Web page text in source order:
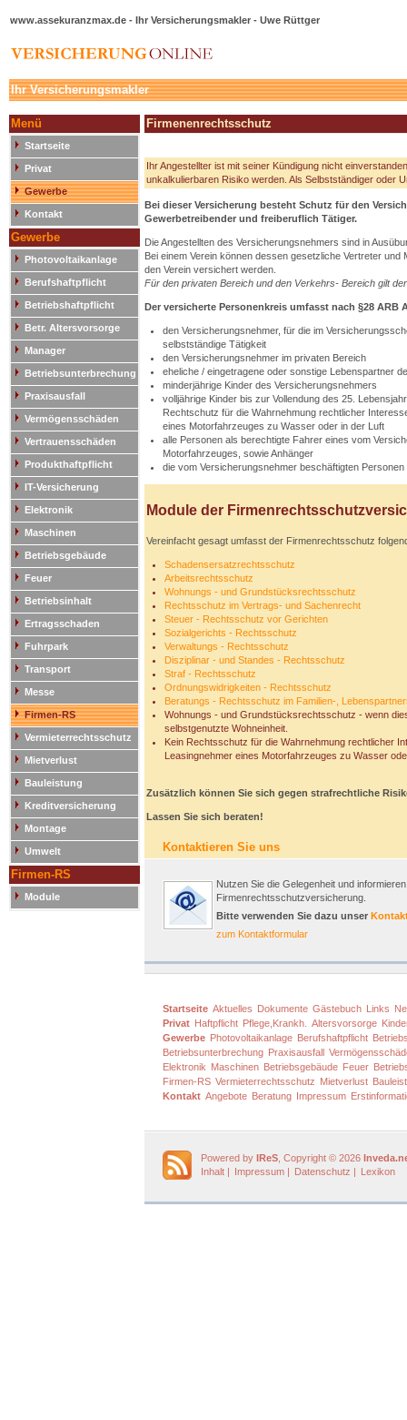
www.assekuranzmax.de - Ihr Versicherungsmakler - Uwe Rüttger
Ihr Versicherungsmakler
Menü
Startseite
Privat
Gewerbe
Kontakt
Gewerbe
Photovoltaikanlage
Berufshaftpflicht
Betriebshaftpflicht
Betr. Altersvorsorge
Manager
Betriebsunterbrechung
Praxisausfall
Vermögensschäden
Vertrauensschäden
Produkthaftpflicht
IT-Versicherung
Elektronik
Maschinen
Betriebsgebäude
Feuer
Betriebsinhalt
Ertragsschaden
Fuhrpark
Transport
Messe
Firmen-RS
Vermieterrechtsschutz
Mietverlust
Bauleistung
Kreditversicherung
Montage
Umwelt
Firmen-RS
Module
Firmenenrechtsschutz
Ihr Angestellter ist mit seiner Kündigung nicht
unkalkulierbaren Risiko werden. Als Selbstständiger oder
Bei dieser Versicherung besteht Schutz für den
Gewerbetreibender und freiberuflich Tätiger.
Die Angestellten des Versicherungsnehmers sind in
Bei einem Verein können dessen gesetzliche Vertreter
den Verein versichert werden.
Für den privaten Bereich und den Verkehrs- Bereich gilt
Der versicherte Personenkreis umfasst nach §28 ARB
den Versicherungsnehmer, für die im
selbstständige Tätigkeit
den Versicherungsnehmer im privaten Bereich
eheliche / eingetragene oder sonstige Lebenspartner
minderjährige Kinder des Versicherungsnehmers
volljährige Kinder bis zur Vollendung des 25.
Rechtschutz für die Wahrnehmung rechtlicher
eines Motorfahrzeuges zu Wasser oder in der Luft
alle Personen als berechtigte Fahrer eines vom
Motorfahrzeuges, sowie Anhänger
die vom Versicherungsnehmer beschäftigten
Module der
Vereinfacht gesagt umfasst der Firmenrechtsschutz
Schadensersatzrechtsschutz
Arbeitsrechtsschutz
Wohnungs - und Grundstücksrechtsschutz
Rechtsschutz im Vertrags- und Sachenrecht
Steuer - Rechtsschutz vor Gerichten
Sozialgerichts - Rechtsschutz
Verwaltungs - Rechtsschutz
Disziplinar - und Standes - Rechtsschutz
Straf - Rechtsschutz
Ordnungswidrigkeiten - Rechtsschutz
Beratungs - Rechtsschutz im Familien-,
Wohnungs - und Grundstücksrechtsschutz - wenn
selbstgenutzte Wohneinheit.
Kein Rechtsschutz für die Wahrnehmung rechtlicher
Leasingnehmer eines Motorfahrzeuges zu Wasser
Zusätzlich können Sie sich gegen strafrechtliche
Lassen Sie sich beraten!
Kontaktieren Sie uns
Nutzen Sie die Gelegenheit und
Firmenrechtsschutzversicherung.
Bitte verwenden Sie dazu unser
zum Kontaktformular
Startseite Aktuelles Dokumente Gästebuch Links
Privat Haftpflicht Pflege,Krankh. Altersvorsorge
Gewerbe Photovoltaikanlage Berufshaftpflicht
Betriebsunterbrechung Praxisausfall
Elektronik Maschinen Betriebsgebäude Feuer
Firmen-RS Vermieterrechtsschutz Mietverlust
Kontakt Angebote Beratung Impressum
Powered by IReS , Copyright © 2026
Inhalt | Impressum | Datenschutz | Lexikon